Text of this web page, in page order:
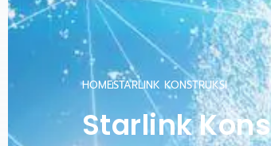
HOMESTARLINK KONSTRUKSI
Starlink